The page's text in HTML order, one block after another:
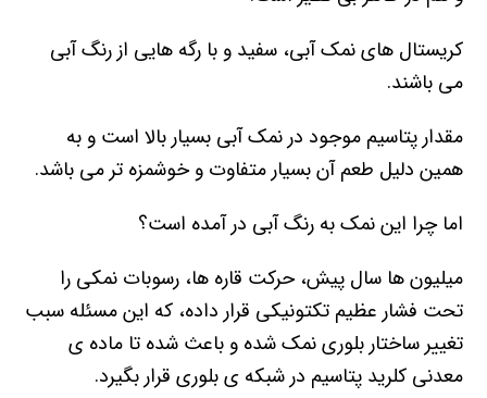
کریستال های نمک آبی، سفید و با رگه هایی از رنگ آبی
می باشند.
مقدار پتاسیم موجود در نمک آبی بسیار بالا است و به
همین دلیل طعم آن بسیار متفاوت و خوشمزه تر می باشد.
اما چرا این نمک به رنگ آبی در آمده است؟
میلیون ها سال پیش، حرکت قاره ها، رسوبات نمکی را
تحت فشار عظیم تکتونیکی قرار داده، که این مسئله سبب
تغییر ساختار بلوری نمک شده و باعث شده تا ماده ی
معدنی کلرید پتاسیم در شبکه ی بلوری قرار بگیرد.